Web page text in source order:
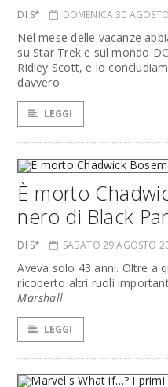
DI S* DOMENICA 30
Nel mese delle vacanze
su Star Trek e sul mondo
Ridley Scott, e lo
davvero
LEGGI
È morto
nero di Black
DI S* SABATO 29 AGOSTO
Aveva solo 43 anni. Oltre a
ricoperto altri ruoli
Marshall.
LEGGI